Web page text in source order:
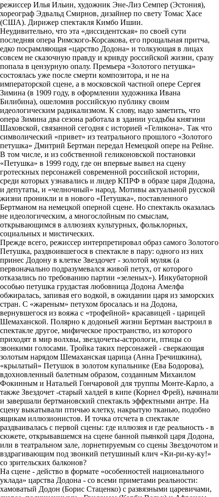
режиссер Илья Ильин, художник Эне-Лиз Семпер (Эстония),
хореограф Эдвальд Смирнов, дизайнер по свету Томас Хасе
(США). Дирижер спектакля Кимбо Ишии.
Неудивительно, что эта «диссидентская» по своей сути
последняя опера Римского-Корсакова, его прощальная притча,
едко посрамляющая «царство Додона» и толкующая в лицах
совсем не сказочную правду и кривду российской жизни, сразу
попала в цензурную опалу. Премьера «Золотого петушка»
состоялась уже после смерти композитора, и не на
императорской сцене, а в московской частной опере Сергея
Зимина (в 1909 году, в оформлении художника Ивана
Билибина), ошеломив российскую публику своим
идеологическим радикализмом. К слову, надо заметить, что
опера Зимина два сезона работала в здании усадьбы княгини
Шаховской, связанной сегодня с историей «Геликона». Так что
символический «привет» из театрального прошлого «Золотого
петушка» Дмитрий Бертман передал Немецкой опере на Рейне.
В том числе, и из собственной геликоновской постановки
«Петушка» в 1999 году, где он впервые вывел на сцену
гротескных персонажей современной российской истории,
среди которых узнавались и лидер КПРФ в образе царя Додона,
и депутаты, и «челночный» народ. Мотивы актуальной русской
жизни проникли и в нового «Петушка», поставленного
Бертманом на немецкой оперной сцене. Но спектакль оказалась
не идеологическим, а многослойным по смыслам,
открывающимся в аллюзиях культурных, фольклорных,
социальных и мистических.
Прежде всего, режиссер интерпретировал образ самого Золотого
Петушка, раздвоившегося в спектакле в пару: одного из них
принес Додону в клетке Звездочет - золотой муляж (а
первоначально подразумевался живой петух, от которого
отказались по требованию партии «зеленых»). Инкубаторной
особью петушка грудастая любовница Додона Амелфа
обжиралась, запивая его водкой, в ожидании царя из заморских
стран. С «жареным» петухом бросалась и на Додона,
вернувшегося из вояжа с «трофейной» красавицей - царицей
Шемаханской. Полярно к додоньей жизни Бертман выстроил в
спектакле другое, мифическое пространство, из которого
приходят в мир волхвы, звездочеты-астрологи, птицы со
звонкими голосами. Тройка таких персонажей - сверкающая
золотым нарядом Шемаханская царица (Анна Гречишкина),
«крылатый» Петушок в золотом купальнике (Ева Бодорова),
вдохновленный балетным образом, созданным Михаилом
Фокинным и Натальей Гончаровой для труппы Монте-Карло, а
также Звездочет -старый халдей в кипе (Корнел Фрей), начинали
и завершали бертмановский спектакль эффектными антре. На
сцену выкатывали птичью клетку, накрытую тканью, подобно
ящикам иллюзионистов. И точка отсчета в спектакле
раздваивалась с первой сцены: где иллюзия и где реальность - в
сюжете, открывавшемся на сцене банной пьянкой царя Додона,
или в театральном зале, лорнетируемым со сцены Звездочотом и
вздрагивающим под звонкий петушиный клич «Ки-ри-ку-ку!»
со зрительских балконов?
На сцене - действо в формате «особенностей национального
уклада» царства Додона - со всеми приметами реальности:
хамоватый Додон (Борис Стаценко) с развязными царевичами,